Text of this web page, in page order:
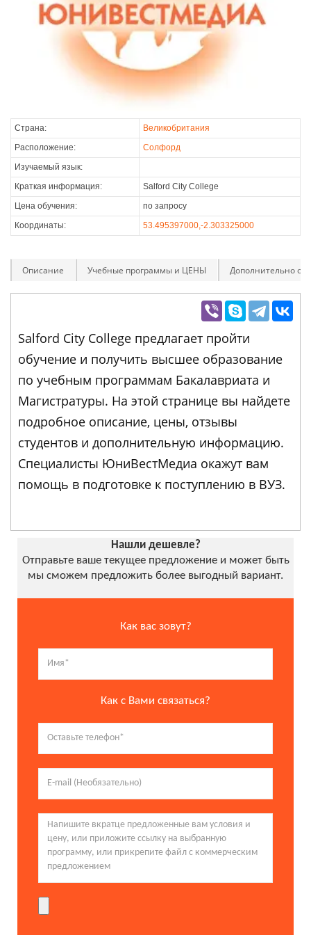
Страна:
Великобритания
Расположение:
Солфорд
Изучаемый язык:
Краткая информация:
Salford City College
Цена обучения:
по запросу
Координаты:
53.495397000,-2.303325000
Описание Учебные программы и ЦЕНЫ Дополнительно
Salford City College предлагает пройти
обучение и получить высшее образование
по учебным программам Бакалавриата и
Магистратуры. На этой странице вы найдете
подробное описание, цены, отзывы
студентов и дополнительную информацию.
Специалисты ЮниВестМедиа окажут вам
помощь в подготовке к поступлению в ВУЗ.
Нашли дешевле?
Отправьте ваше текущее предложение и может быть
мы сможем предложить более выгодный вариант.
Как вас зовут?
Как с Вами связаться?